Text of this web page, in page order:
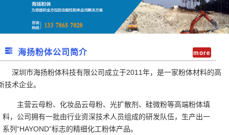
海扬粉体公司简介 more
深圳市海扬粉体科技有限公司成立于2011年，是一家粉体材料的高
技术企业。
主营云母粉、化妆品云母粉、光扩散剂、硅微粉等高端粉体填
料，公司拥有一批由行业资深技术人员组成的研发队伍，生产出一
系列“HAYOND”标志的精细化工粉体产品。